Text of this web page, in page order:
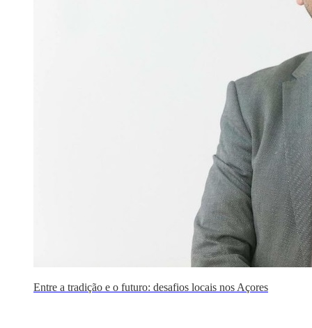
Entre a tradição e o futuro: desafios locais nos Açores